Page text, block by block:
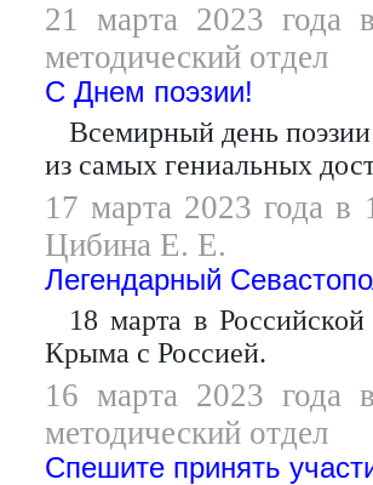
21 марта 2023 года
методический отдел
С Днем поэзии!
Всемирный день
из самых гениальных
17 марта 2023 года в
Цибина Е. Е.
Легендарный
18 марта в
Крыма с Россией.
16 марта 2023 года
методический отдел
Спешите принять